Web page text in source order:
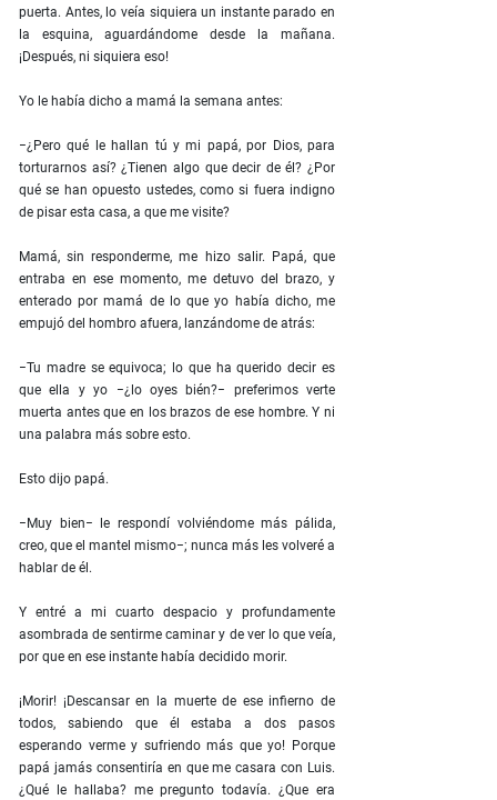
puerta. Antes, lo veía siquiera un instante parado en
la esquina, aguardándome desde la mañana.
¡Después, ni siquiera eso!
Yo le había dicho a mamá la semana antes:
−¿Pero qué le hallan tú y mi papá, por Dios, para
torturarnos así? ¿Tienen algo que decir de él? ¿Por
qué se han opuesto ustedes, como si fuera indigno
de pisar esta casa, a que me visite?
Mamá, sin responderme, me hizo salir. Papá, que
entraba en ese momento, me detuvo del brazo, y
enterado por mamá de lo que yo había dicho, me
empujó del hombro afuera, lanzándome de atrás:
−Tu madre se equivoca; lo que ha querido decir es
que ella y yo −¿lo oyes bién?− preferimos verte
muerta antes que en los brazos de ese hombre. Y ni
una palabra más sobre esto.
Esto dijo papá.
−Muy bien− le respondí volviéndome más pálida,
creo, que el mantel mismo−; nunca más les volveré a
hablar de él.
Y entré a mi cuarto despacio y profundamente
asombrada de sentirme caminar y de ver lo que veía,
por que en ese instante había decidido morir.
¡Morir! ¡Descansar en la muerte de ese infierno de
todos, sabiendo que él estaba a dos pasos
esperando verme y sufriendo más que yo! Porque
papá jamás consentiría en que me casara con Luis.
¿Qué le hallaba? me pregunto todavía. ¿Que era